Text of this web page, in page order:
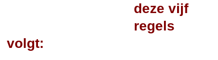
deze vijf
regels
volgt: